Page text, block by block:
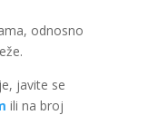
odnosno
javite se
ili na broj